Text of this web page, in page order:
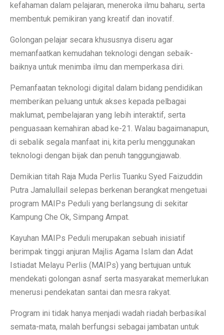
kefahaman dalam pelajaran, meneroka ilmu baharu, serta
membentuk pemikiran yang kreatif dan inovatif.
Golongan pelajar secara khususnya diseru agar
memanfaatkan kemudahan teknologi dengan sebaik-
baiknya untuk menimba ilmu dan memperkasa diri.
Pemanfaatan teknologi digital dalam bidang pendidikan
memberikan peluang untuk akses kepada pelbagai
maklumat, pembelajaran yang lebih interaktif, serta
penguasaan kemahiran abad ke-21. Walau bagaimanapun,
di sebalik segala manfaat ini, kita perlu menggunakan
teknologi dengan bijak dan penuh tanggungjawab.
Demikian titah Raja Muda Perlis Tuanku Syed Faizuddin
Putra Jamalullail selepas berkenan berangkat mengetuai
program MAIPs Peduli yang berlangsung di sekitar
Kampung Che Ok, Simpang Ampat.
Kayuhan MAIPs Peduli merupakan sebuah inisiatif
berimpak tinggi anjuran Majlis Agama Islam dan Adat
Istiadat Melayu Perlis (MAIPs) yang bertujuan untuk
mendekati golongan asnaf serta masyarakat memerlukan
menerusi pendekatan santai dan mesra rakyat.
Program ini tidak hanya menjadi wadah riadah berbasikal
semata-mata, malah berfungsi sebagai jambatan untuk